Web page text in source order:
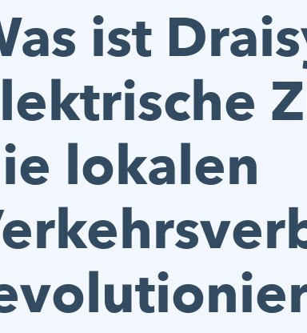
ist
lokalen